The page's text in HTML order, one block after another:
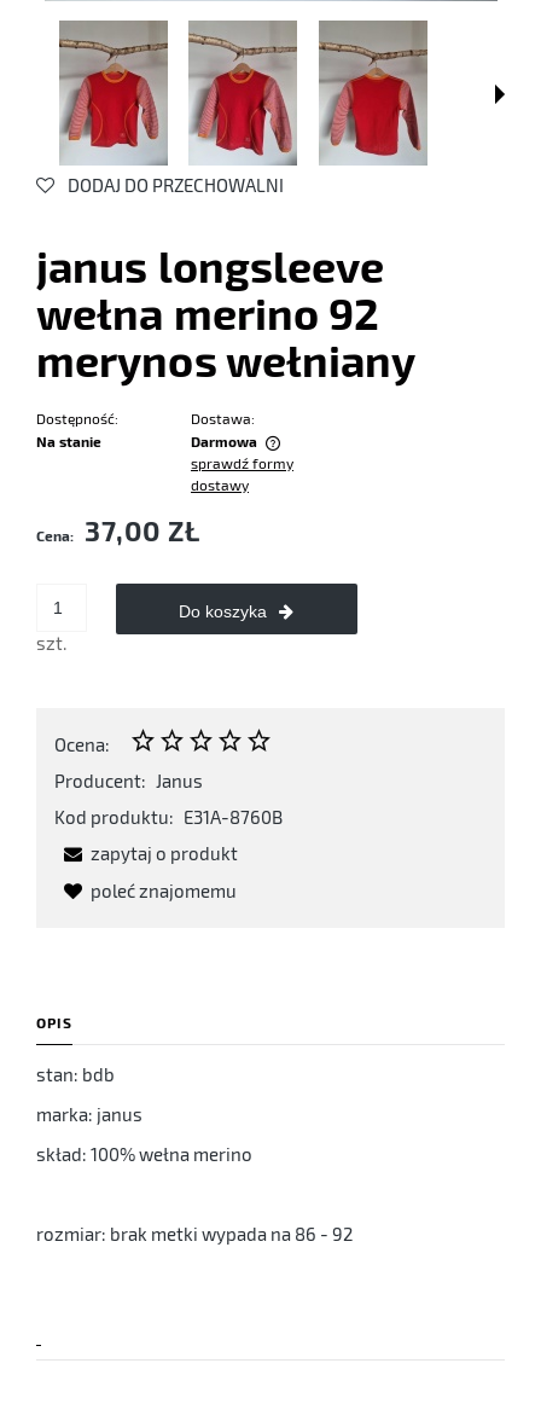
DODAJ DO PRZECHOWALNI
janus longsleeve
wełna merino 92
merynos wełniany
Dostępność:
Na stanie
Dostawa:
Darmowa
Cena nie zawiera ewentualnych kosztów płatności
sprawdź formy
dostawy
Cena: 37,00 ZŁ
szt.
Do koszyka
Ocena:
Producent: Janus
Kod produktu: E31A-8760B
zapytaj o produkt
poleć znajomemu
OPIS
stan: bdb
marka: janus
skład: 100% wełna merino
rozmiar: brak metki wypada na 86 - 92